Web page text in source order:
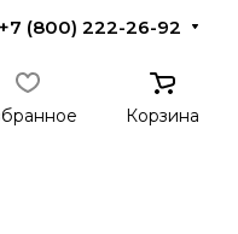
+7 (800) 222-26-92
Корзина